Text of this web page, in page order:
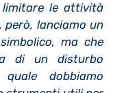
limitare le attività
però, lanciamo un
ma che
di un disturbo
dobbiamo